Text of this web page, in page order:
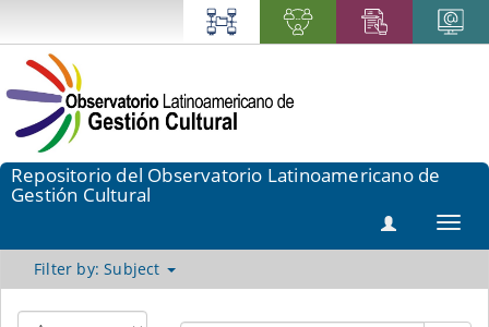
Repositorio del Observatorio Latinoamericano de
Gestión Cultural
Filter by: Subject